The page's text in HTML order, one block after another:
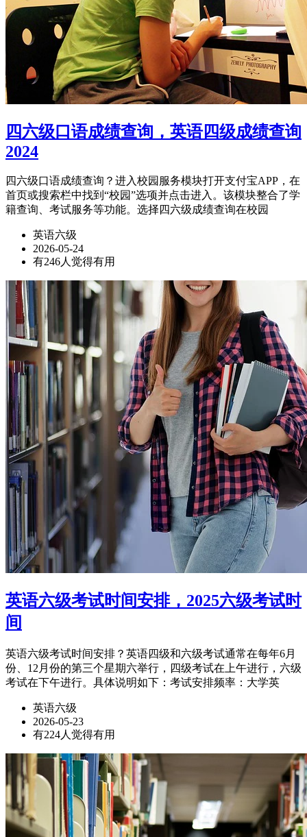
四六级口语成绩查询，英语四级成绩查询
2024
四六级口语成绩查询？进入校园服务模块打开支付宝APP，在
首页或搜索栏中找到“校园”选项并点击进入。该模块整合了学
籍查询、考试服务等功能。选择四六级成绩查询在校园
英语六级
2026-05-24
有246人觉得有用
英语六级考试时间安排，2025六级考试时
间
英语六级考试时间安排？英语四级和六级考试通常在每年6月
份、12月份的第三个星期六举行，四级考试在上午进行，六级
考试在下午进行。具体说明如下：考试安排频率：大学英
英语六级
2026-05-23
有224人觉得有用